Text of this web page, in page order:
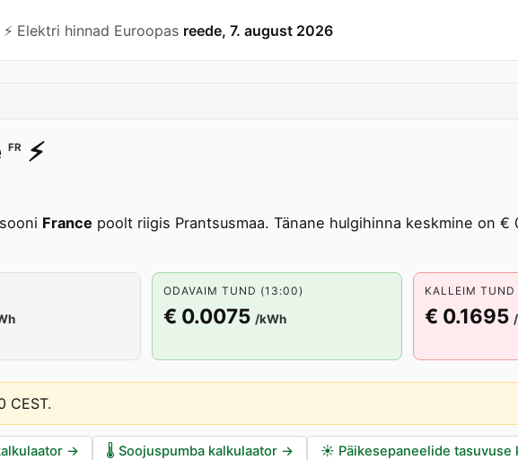
⚡️ Elektri hinnad Euroopas reede, 7. august 2026
FR ⚡️
France poolt riigis Prantsusmaa. Tänane hulgihinna keskmine on €
ODAVAIM TUND (13:00)
€ 0.0075 /kWh
KALLEIM
€ 0.1695
CEST.
→ 🌡️ Soojuspumba kalkulaator → ☀️ Päikesepaneelide tasuvuse